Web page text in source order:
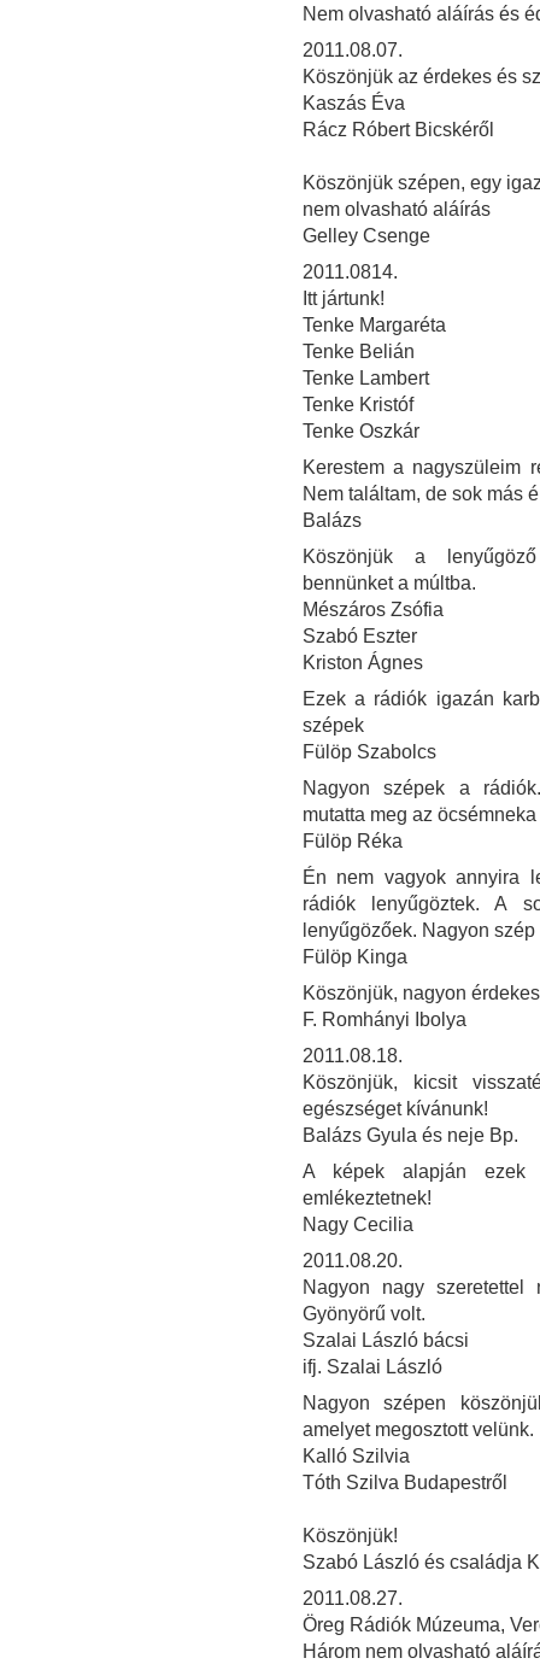
Nem olvasható aláírás és
2011.08.07.
Köszönjük az érdekes és
Kaszás Éva
Rácz Róbert Bicskéről
Köszönjük szépen, egy
nem olvasható aláírás
Gelley Csenge
2011.0814.
Itt jártunk!
Tenke Margaréta
Tenke Belián
Tenke Lambert
Tenke Kristóf
Tenke Oszkár
Kerestem a nagyszüleim
Nem találtam, de sok más
Balázs
Köszönjük a
bennünket a múltba.
Mészáros Zsófia
Szabó Eszter
Kriston Ágnes
Ezek a rádiók igazán
szépek
Fülöp Szabolcs
Nagyon szépek a
mutatta meg az
Fülöp Réka
Én nem vagyok annyira
rádiók lenyűgöztek. A
lenyűgözőek. Nagyon
Fülöp Kinga
Köszönjük, nagyon
F. Romhányi Ibolya
2011.08.18.
Köszönjük, kicsit
egészséget kívánunk!
Balázs Gyula és neje Bp.
A képek alapján
emlékeztetnek!
Nagy Cecilia
2011.08.20.
Nagyon nagy
Gyönyörű volt.
Szalai László bácsi
ifj. Szalai László
Nagyon szépen
amelyet megosztott velünk.
Kalló Szilvia
Tóth Szilva Budapestről
Köszönjük!
Szabó László és családja
2011.08.27.
Öreg Rádiók Múzeuma,
Három nem olvasható